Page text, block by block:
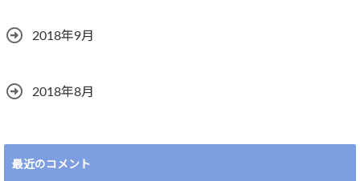
2018年9月
2018年8月
最近のコメント